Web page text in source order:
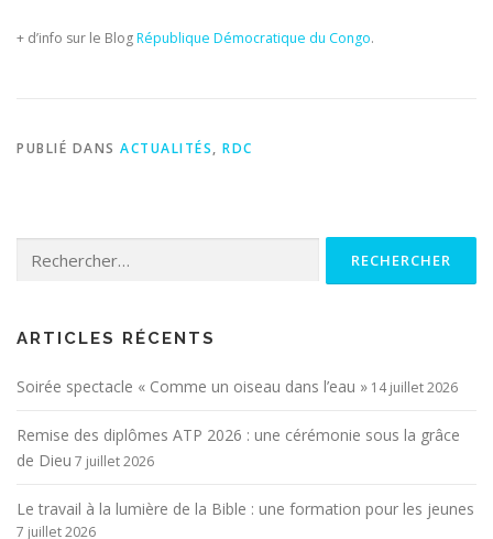
+ d’info sur le BlogRépublique Démocratique du Congo.
PUBLIÉ DANS ACTUALITÉS, RDC
ARTICLES RÉCENTS
Soirée spectacle « Comme un oiseau dans l’eau » 14 juillet 2026
Remise des diplômes ATP 2026 : une cérémonie sous la grâce
de Dieu 7 juillet 2026
Le travail à la lumière de la Bible : une formation pour les jeunes
7 juillet 2026